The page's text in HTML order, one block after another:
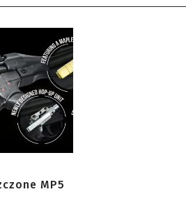
MP5